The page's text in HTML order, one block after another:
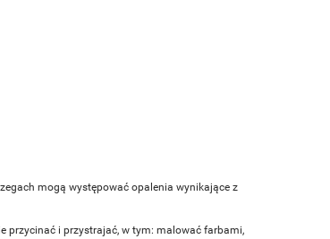
mogą występować opalenia wynikające z
przycinać i przystrajać, w tym: malować farbami,